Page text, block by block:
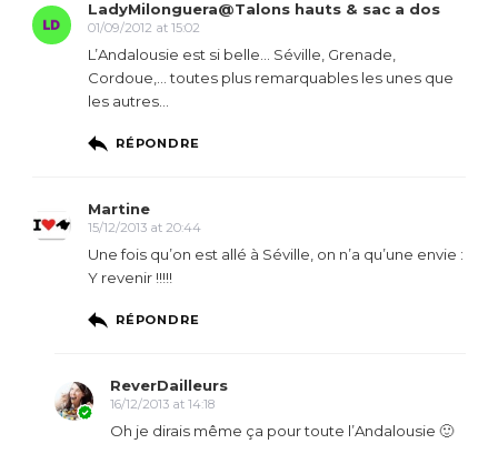
LadyMilonguera@Talons hauts & sac a dos
01/09/2012 at 15:02
L’Andalousie est si belle… Séville, Grenade,
Cordoue,… toutes plus remarquables les unes que
les autres…
RÉPONDRE
Martine
15/12/2013 at 20:44
Une fois qu’on est allé à Séville, on n’a qu’une envie :
Y revenir !!!!!
RÉPONDRE
ReverDailleurs
16/12/2013 at 14:18
Oh je dirais même ça pour toute l’Andalousie 🙂